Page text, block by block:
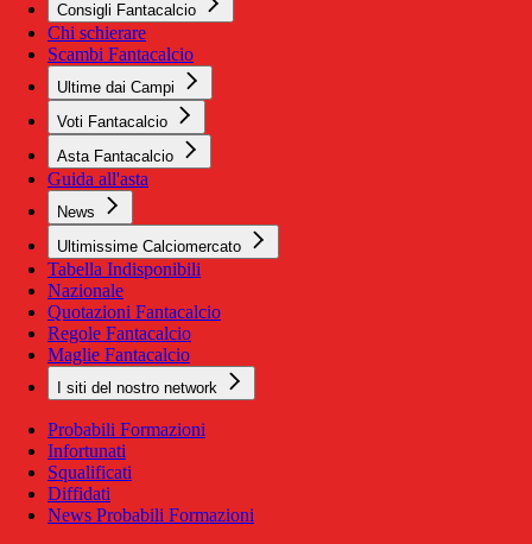
Consigli Fantacalcio
Chi schierare
Scambi Fantacalcio
Ultime dai Campi
Voti Fantacalcio
Asta Fantacalcio
Guida all'asta
News
Ultimissime Calciomercato
Tabella Indisponibili
Nazionale
Quotazioni Fantacalcio
Regole Fantacalcio
Maglie Fantacalcio
I siti del nostro network
Probabili Formazioni
Infortunati
Squalificati
Diffidati
News Probabili Formazioni